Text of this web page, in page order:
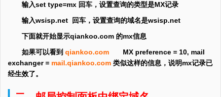
输入set type=mx 回车，设置查询的类型是MX记录
输入wsisp.net 回车，设置查询的域名是wsisp.net
下面就开始显示qiankoo.com 的mx信息
如果可以看到 qiankoo.com MX preference = 10, mail
exchanger = mail.qiankoo.com 类似这样的信息，说明mx记录已
经生效了。